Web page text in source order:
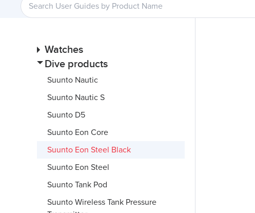
Watches
Dive products
Suunto Nautic
Suunto Nautic S
Suunto D5
Suunto Eon Core
Suunto Eon Steel Black
Suunto Eon Steel
Suunto Tank Pod
Suunto Wireless Tank Pressure